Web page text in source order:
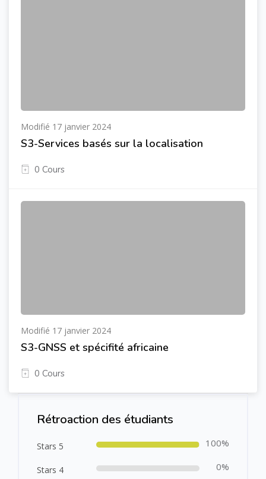
Modifié 17 janvier 2024
S3-Services basés sur la localisation
0 Cours
Modifié 17 janvier 2024
S3-GNSS et spécifité africaine
0 Cours
Rétroaction des étudiants
Stars 5 100%
Stars 4 0%